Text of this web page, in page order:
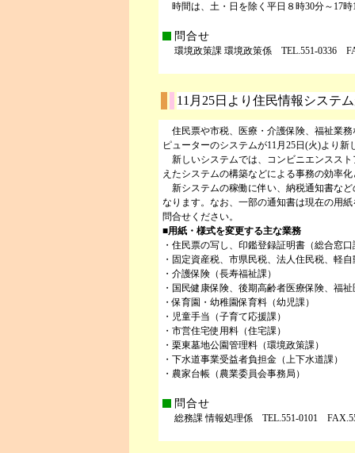
時間は、土・日を除く平日８時30分～17時
問合せ
環境政策課 環境政策係 TEL.551-0336
11月25日より住民情報システ
住民票や市税、医療・介護保険、福祉業
ピューターのシステムが11月25日(火)より新
新しいシステムでは、コンビニエンスス
えたシステムの構築などによる事務の効率
新システムの稼働に伴い、納税通知書な
なります。なお、一部の通知書は現在の用
問合せください。
■用紙・様式を変更する主な業務
・住民票の写し、印鑑登録証明書（総合窓口
・固定資産税、市県民税、法人住民税、軽
・介護保険（長寿福祉課）
・国民健康保険、後期高齢者医療保険、福
・保育園・幼稚園保育料（幼児課）
・児童手当（子育て応援課）
・市営住宅使用料（住宅課）
・栗東墓地公園管理料（環境政策課）
・下水道事業受益者負担金（上下水道課）
・農家台帳（農業委員会事務局）
問合せ
総務課 情報処理係 TEL.551-0101